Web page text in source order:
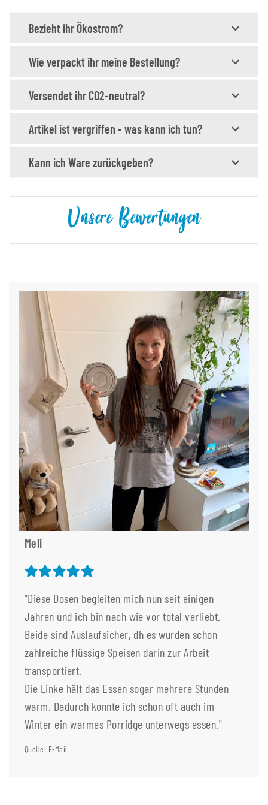
Bezieht ihr Ökostrom?
Wie verpackt ihr meine Bestellung?
Versendet ihr CO2-neutral?
Artikel ist vergriffen - was kann ich tun?
Kann ich Ware zurückgeben?
Unsere Bewertungen
Meli
"Diese Dosen begleiten mich nun seit einigen
Jahren und ich bin nach wie vor total verliebt.
Beide sind Auslaufsicher, dh es wurden schon
zahlreiche flüssige Speisen darin zur Arbeit
transportiert.
Die Linke hält das Essen sogar mehrere Stunden
warm. Dadurch konnte ich schon oft auch im
Winter ein warmes Porridge unterwegs essen."
Quelle: E-Mail